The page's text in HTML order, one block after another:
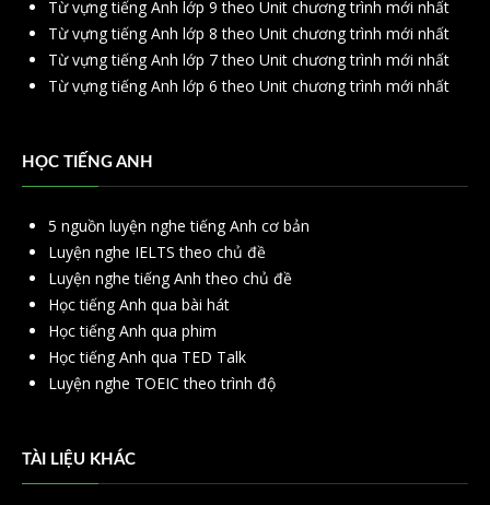
Từ vựng tiếng Anh lớp 9 theo Unit chương trình mới nhất
Từ vựng tiếng Anh lớp 8 theo Unit chương trình mới nhất
Từ vựng tiếng Anh lớp 7 theo Unit chương trình mới nhất
Từ vựng tiếng Anh lớp 6 theo Unit chương trình mới nhất
HỌC TIẾNG ANH
5 nguồn luyện nghe tiếng Anh cơ bản
Luyện nghe IELTS theo chủ đề
Luyện nghe tiếng Anh theo chủ đề
Học tiếng Anh qua bài hát
Học tiếng Anh qua phim
Học tiếng Anh qua TED Talk
Luyện nghe TOEIC theo trình độ
TÀI LIỆU KHÁC